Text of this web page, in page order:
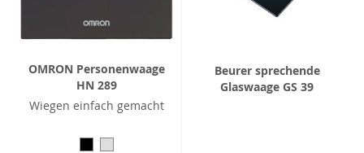
OMRON Personenwaage
HN 289
Wiegen einfach gemacht
Beurer sprechende
Glaswaage GS 39